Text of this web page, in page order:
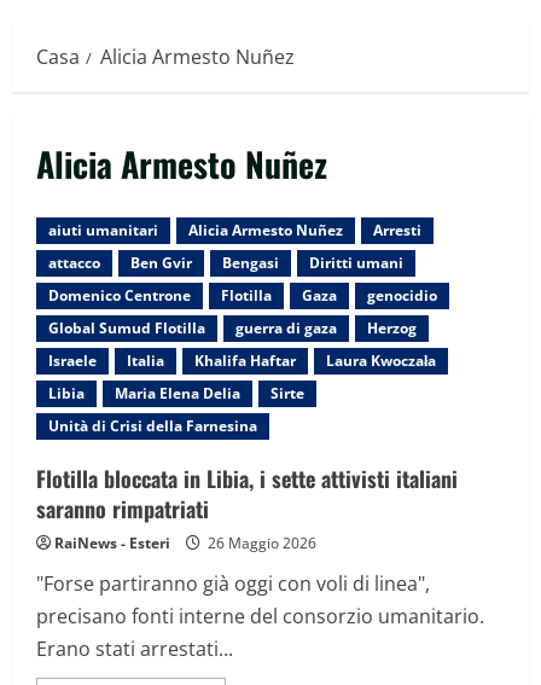
Casa Alicia Armesto Nuñez
Alicia Armesto Nuñez
aiuti umanitari Alicia Armesto Nuñez
Arresti
attacco
Ben Gvir Bengasi
Diritti umani
Domenico Centrone
Flotilla Gaza
genocidio
Global Sumud Flotilla
guerra di gaza
Herzog
Israele
Italia Khalifa Haftar
Laura Kwoczała
Libia
Maria Elena Delia
Sirte
Unità di Crisi della Farnesina
Flotilla bloccata in Libia, i sette attivisti italiani
saranno rimpatriati
RaiNews - Esteri 26 Maggio 2026
"Forse partiranno già oggi con voli di linea",
precisano fonti interne del consorzio umanitario.
Erano stati arrestati...